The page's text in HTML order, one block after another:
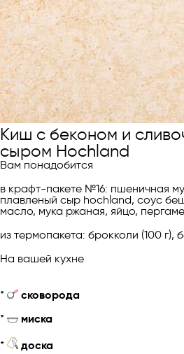
Киш с беконом и
сыром Hochland
Вам понадобится
в крафт-пакете №16: пшеничная
плавленый сыр hochland, соус
масло, мука ржаная, яйцо,
из термопакета: брокколи (100 г),
На вашей кухне
*
сковорода
*
миска
*
доска